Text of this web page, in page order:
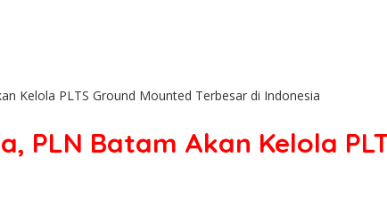
Kelola PLTS Ground Mounted Terbesar di Indonesia
PLN Batam Akan Kelola